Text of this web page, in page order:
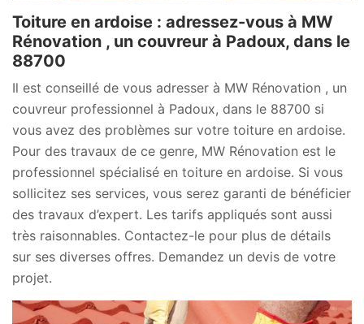
Toiture en ardoise : adressez-vous à MW
Rénovation , un couvreur à Padoux, dans le
88700
Il est conseillé de vous adresser à MW Rénovation , un
couvreur professionnel à Padoux, dans le 88700 si
vous avez des problèmes sur votre toiture en ardoise.
Pour des travaux de ce genre, MW Rénovation est le
professionnel spécialisé en toiture en ardoise. Si vous
sollicitez ses services, vous serez garanti de bénéficier
des travaux d’expert. Les tarifs appliqués sont aussi
très raisonnables. Contactez-le pour plus de détails
sur ses diverses offres. Demandez un devis de votre
projet.